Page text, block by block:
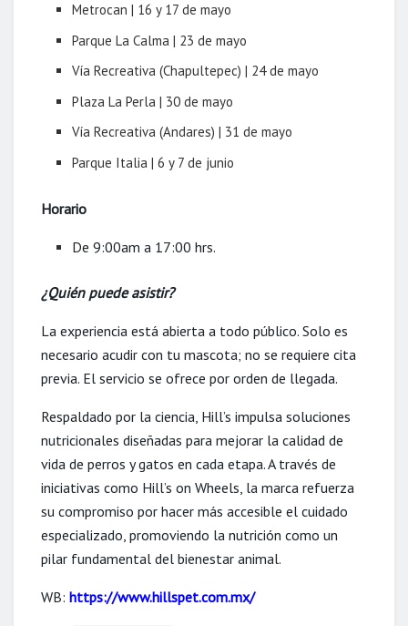
Metrocan | 16 y 17 de mayo
Parque La Calma | 23 de mayo
Vía Recreativa (Chapultepec) | 24 de mayo
Plaza La Perla | 30 de mayo
Vía Recreativa (Andares) | 31 de mayo
Parque Italia | 6 y 7 de junio
Horario
De 9:00am a 17:00 hrs.
¿Quién puede asistir?
La experiencia está abierta a todo público. Solo es
necesario acudir con tu mascota; no se requiere cita
previa. El servicio se ofrece por orden de llegada.
Respaldado por la ciencia, Hill’s impulsa soluciones
nutricionales diseñadas para mejorar la calidad de
vida de perros y gatos en cada etapa. A través de
iniciativas como Hill’s on Wheels, la marca refuerza
su compromiso por hacer más accesible el cuidado
especializado, promoviendo la nutrición como un
pilar fundamental del bienestar animal.
WB: https://www.hillspet.com.mx/